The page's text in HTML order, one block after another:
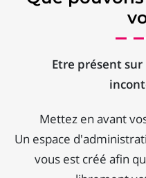
Etre présent
Mettez en avant
Un espace
vous est créé afin